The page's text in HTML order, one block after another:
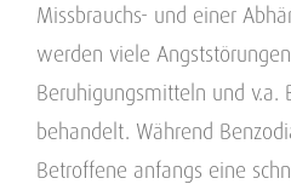
Missbrauchs- und einer
werden viele
Beruhigungsmitteln und v.a.
behandelt. Während
Betroffene anfangs eine